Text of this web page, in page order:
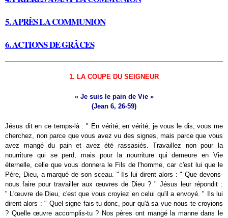
5. APRÈS LA COMMUNION
6. ACTIONS DE GRÂCES
1. LA COUPE DU SEIGNEUR
« Je suis le pain de Vie »
(Jean 6, 26-59)
Jésus dit en ce temps-là : " En vérité, en vérité, je vous le dis, vous me
cherchez, non parce que vous avez vu des signes, mais parce que vous
avez mangé du pain et avez été rassasiés. Travaillez non pour la
nourriture qui se perd, mais pour la nourriture qui demeure en Vie
éternelle, celle que vous donnera le Fils de l'homme, car c'est lui que le
Père, Dieu, a marqué de son sceau. " Ils lui dirent alors : " Que devons-
nous faire pour travailler aux œuvres de Dieu ? " Jésus leur répondit :
" L'œuvre de Dieu, c'est que vous croyiez en celui qu'il a envoyé. " Ils lui
dirent alors : " Quel signe fais-tu donc, pour qu'à sa vue nous te croyions
? Quelle œuvre accomplis-tu ? Nos pères ont mangé la manne dans le